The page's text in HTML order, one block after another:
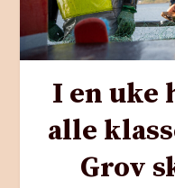
I en uke
alle
Grov